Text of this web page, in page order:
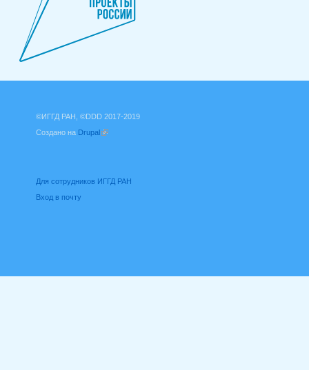
©ИГГД РАН, ©DDD 2017-2019
Создано на Drupal
Для сотрудников ИГГД РАН
Вход в почту